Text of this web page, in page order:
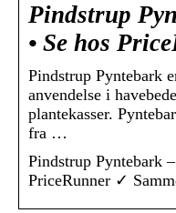
Pindstrup
• Se hos
Pindstrup Pyntebark
anvendelse i
plantekasser.
fra …
Pindstrup Pyntebark
PriceRunner ✓